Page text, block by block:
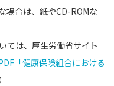
場合は、紙やCD-ROMな
ては、厚生労働省サイト
「健康保険組合における